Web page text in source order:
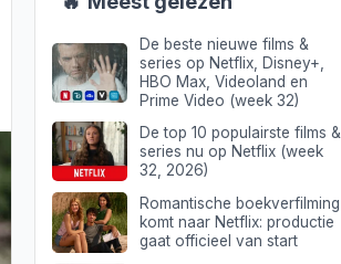
De beste nieuwe films &
series op Netflix, Disney+,
HBO Max, Videoland en
Prime Video (week 32)
De top 10 populairste films &
series nu op Netflix (week
32, 2026)
Romantische boekverfilming
komt naar Netflix: productie
gaat officieel van start